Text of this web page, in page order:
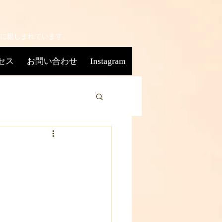
親しまれています。
ス お問い合わせ Instagram